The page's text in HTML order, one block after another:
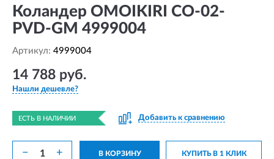
Коландер OMOIKIRI CO-02-
PVD-GM 4999004
Артикул: 4999004
14 788 руб.
Нашли дешевле?
ЕСТЬ В НАЛИЧИИ Добавить к сравнению
− + В КОРЗИНУ КУПИТЬ В 1 КЛИК